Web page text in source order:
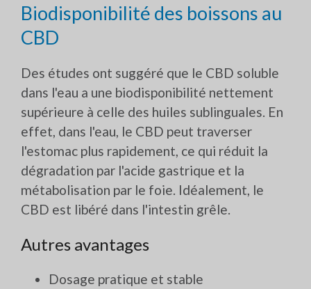
Biodisponibilité des boissons au
CBD
Des études ont suggéré que le CBD soluble
dans l'eau a une biodisponibilité nettement
supérieure à celle des huiles sublinguales. En
effet, dans l'eau, le CBD peut traverser
l'estomac plus rapidement, ce qui réduit la
dégradation par l'acide gastrique et la
métabolisation par le foie. Idéalement, le
CBD est libéré dans l'intestin grêle.
Autres avantages
Dosage pratique et stable